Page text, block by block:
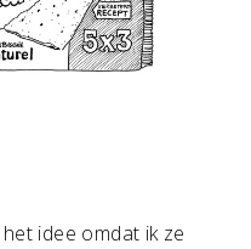
idee omdat ik ze